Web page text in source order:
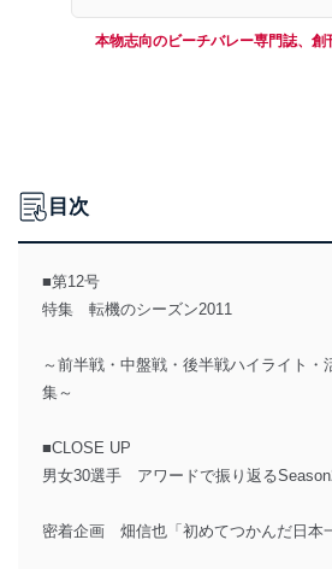
本物志向のビーチバレー専門誌、創
目次
■第12号
特集 転機のシーズン2011
～前半戦・中盤戦・後半戦ハイライト・
集～
■CLOSE UP
男女30選手 アワードで振り返る
密着企画 畑信也「初めてつかんだ日本